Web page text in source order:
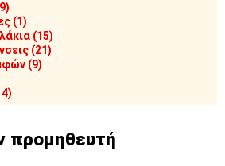
(1)
(15)
(21)
(9)
προμηθευτή